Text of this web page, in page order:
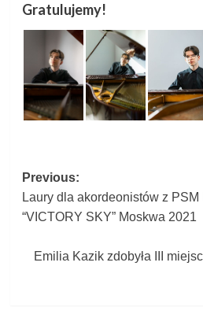
Gratulujemy!
Post
navigation
Previous:
Laury dla akordeonistów z
“VICTORY SKY” Moskwa 2021
Emilia Kazik zdobyła III